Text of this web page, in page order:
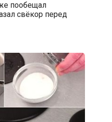
пообещал
свёкор перед